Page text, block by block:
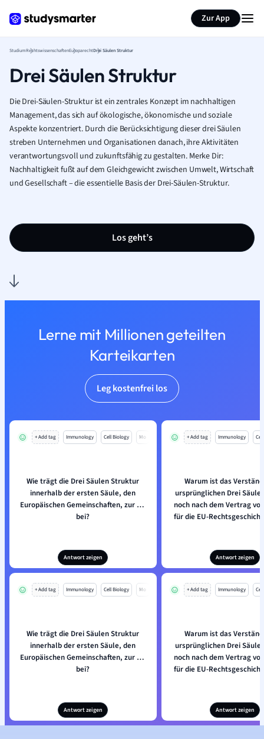
Zur App
StudiumRechtswissenschaftenEuroparechtDrei Säulen Struktur
Drei Säulen Struktur
Die Drei-Säulen-Struktur ist ein zentrales Konzept im nachhaltigen
Management, das sich auf ökologische, ökonomische und soziale
Aspekte konzentriert. Durch die Berücksichtigung dieser drei Säulen
streben Unternehmen und Organisationen danach, ihre Aktivitäten
verantwortungsvoll und zukunftsfähig zu gestalten. Merke Dir:
Nachhaltigkeit fußt auf dem Gleichgewicht zwischen Umwelt, Wirtschaft
und Gesellschaft – die essentielle Basis der Drei-Säulen-Struktur.
Los geht’s
Lerne mit Millionen geteilten
Karteikarten
Leg kostenfrei los
+ Add tag Immunology Cell Biology Mo
Wie trägt die Drei Säulen Struktur
innerhalb der ersten Säule, den
Europäischen Gemeinschaften, zur EU
bei?
Antwort zeigen
+ Add tag Immunology
Warum ist das
ursprünglichen Drei
noch nach dem Vertrag
für die EU-
Antwort zeigen
+ Add tag Immunology Cell Biology Mo
Wie trägt die Drei Säulen Struktur
innerhalb der ersten Säule, den
Europäischen Gemeinschaften, zur EU
bei?
Antwort zeigen
+ Add tag Immunology
Warum ist das
ursprünglichen Drei
noch nach dem Vertrag
für die EU-
Antwort zeigen